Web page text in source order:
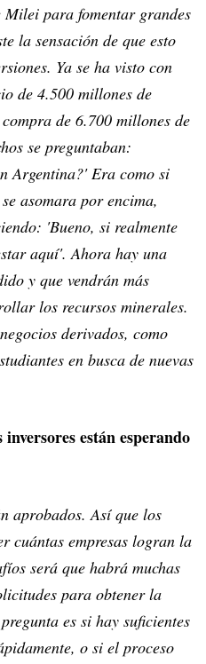
para fomentar grandes
la sensación de que esto
Ya se ha visto con
de 4.500 millones de
de 6.700 millones de
se preguntaban:
Argentina?' Era como si
asomara por encima,
'Bueno, si realmente
aquí'. Ahora hay una
y que vendrán más
los recursos minerales.
derivados, como
en busca de nuevas
están esperando
aprobados. Así que los
cuántas empresas logran la
será que habrá muchas
para obtener la
es si hay suficientes
o si el proceso